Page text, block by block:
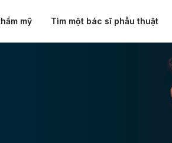
mỹ Tìm một bác sĩ phẫu thuật